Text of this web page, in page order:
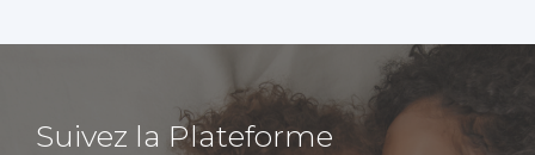
Suivez la Plateforme